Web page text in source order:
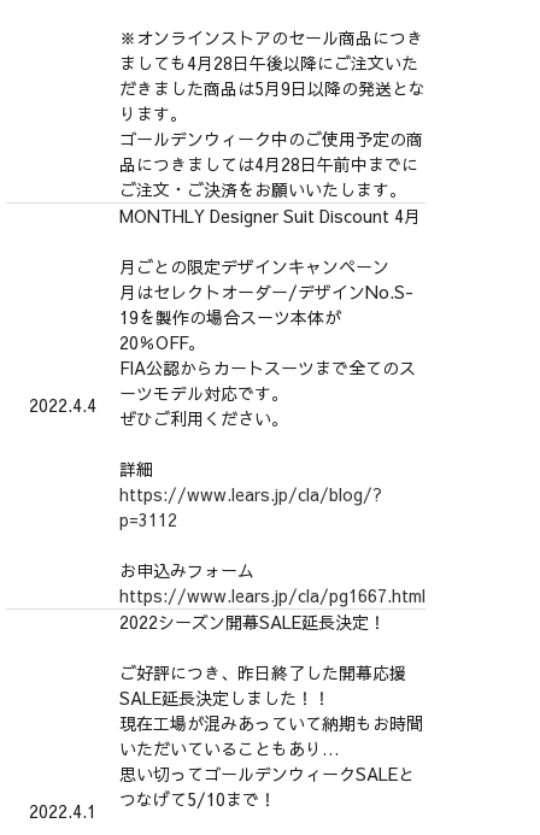
※オンラインストアのセール商品につき
ましても4月28日午後以降にご注文いた
だきました商品は5月9日以降の発送とな
ります。
ゴールデンウィーク中のご使用予定の商
品につきましては4月28日午前中までに
ご注文・ご決済をお願いいたします。
2022.4.4
MONTHLY Designer Suit Discount 4月
月ごとの限定デザインキャンペーン
月はセレクトオーダー/デザインNo.S-
19を製作の場合スーツ本体が
20％OFF。
FIA公認からカートスーツまで全てのス
ーツモデル対応です。
ぜひご利用ください。
詳細
https://www.lears.jp/cla/blog/?
p=3112
お申込みフォーム
https://www.lears.jp/cla/pg1667.html
2022.4.1
2022シーズン開幕SALE延長決定！
ご好評につき、昨日終了した開幕応援
SALE延長決定しました！！
現在工場が混みあっていて納期もお時間
いただいていることもあり…
思い切ってゴールデンウィークSALEと
つなげて5/10まで！